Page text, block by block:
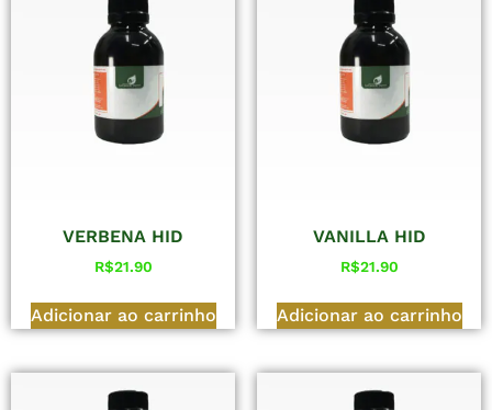
VERBENA HID
R$21.90
Adicionar ao carrinho
VANILLA HID
R$21.90
Adicionar ao carrinho